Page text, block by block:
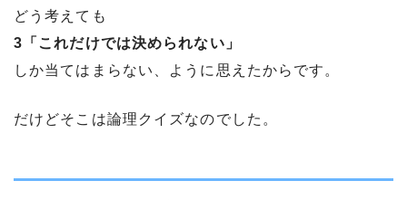
どう考えても
3「これだけでは決められない」
しか当てはまらない、ように思えたからです。
だけどそこは論理クイズなのでした。